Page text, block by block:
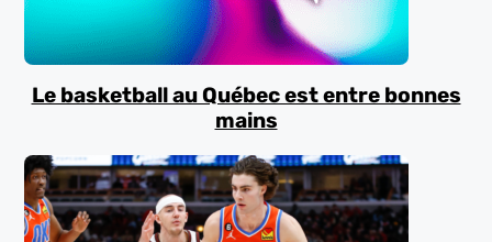
Le basketball au Québec est entre bonnes
mains